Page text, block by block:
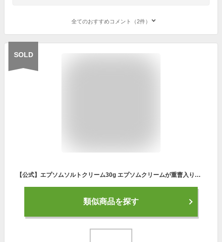
全てのおすすめコメント（2件）
SOLD
【公式】エプソムソルトクリーム30g エプソムクリームが重曹入り保湿クリームになりました マグネシウムクリーム 重曹 ( ベーキングソーダ ）配合 エプソム ソルト 硫酸マグネシウム 15%配合商品 シークリスタルス sea crystals
類似商品を探す